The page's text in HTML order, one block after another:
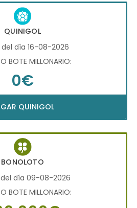
QUINIGOL
día 16-08-2026
BOTE MILLONARIO:
0€
QUINIGOL
BONOLOTO
día 09-08-2026
BOTE MILLONARIO: